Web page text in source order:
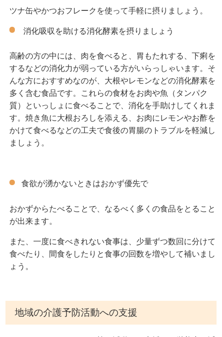
ツナ缶やかつおフレークを使って手軽に摂りましょう。
消化吸収を助ける消化酵素を摂りましょう
高齢の方の中には、肉を食べると、胃もたれする、下痢を
するなどの消化力が弱っている方がいらっしゃいます。そ
んな方におすすめなのが、大根やレモンなどの消化酵素を
多く含む食品です。これらの食材をお肉や魚（タンパク
質）といっしょに食べることで、消化を手助けしてくれま
す。焼き魚に大根おろしを添える、お肉にレモンやお酢を
かけて食べるなどの工夫で食後の胃腸のトラブルを軽減し
ましょう。
食欲が湧かないときはおかず優先で
おかずからたべることで、なるべく多くの食品をとること
が出来ます。
また、一度に食べきれない食事は、少量ずつ数回に分けて
食べたり、間食をしたりと食事の回数を増やして補いまし
ょう。
地域の介護予防活動への支援